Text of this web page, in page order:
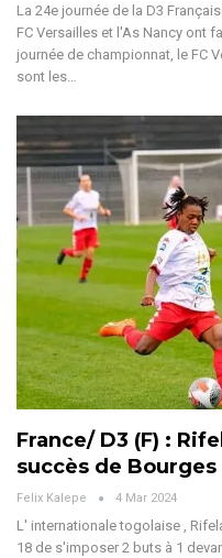
La 24e journée de la D3
FC Versailles et l'As Nancy ont
journée de championnat, le FC
sont les
France/ D3 (F) :
succès de Bourges
Felix Kalepe 4 Mar 2024
L' internationale togolaise ,
18 de s'imposer 2 buts à 1